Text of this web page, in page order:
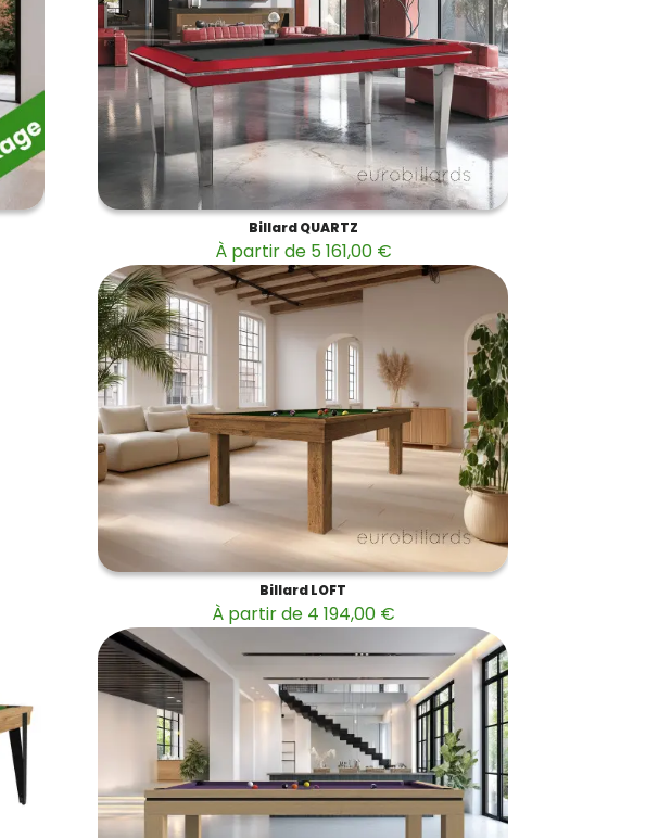
Billard QUARTZ
À partir de 5 161,00 €
Billard LOFT
À partir de 4 194,00 €